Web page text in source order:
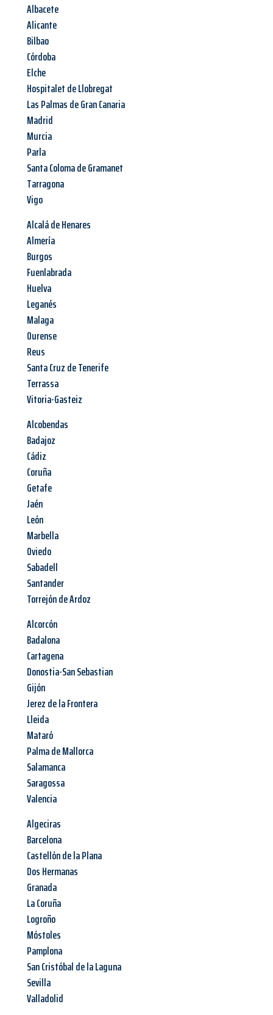
Albacete
Alicante
Bilbao
Córdoba
Elche
Hospitalet de Llobregat
Las Palmas de Gran Canaria
Madrid
Murcia
Parla
Santa Coloma de Gramanet
Tarragona
Vigo
Alcalá de Henares
Almería
Burgos
Fuenlabrada
Huelva
Leganés
Malaga
Ourense
Reus
Santa Cruz de Tenerife
Terrassa
Vitoria-Gasteiz
Alcobendas
Badajoz
Cádiz
Coruña
Getafe
Jaén
León
Marbella
Oviedo
Sabadell
Santander
Torrejón de Ardoz
Alcorcón
Badalona
Cartagena
Donostia-San Sebastian
Gijón
Jerez de la Frontera
Lleida
Mataró
Palma de Mallorca
Salamanca
Saragossa
Valencia
Algeciras
Barcelona
Castellón de la Plana
Dos Hermanas
Granada
La Coruña
Logroño
Móstoles
Pamplona
San Cristóbal de la Laguna
Sevilla
Valladolid